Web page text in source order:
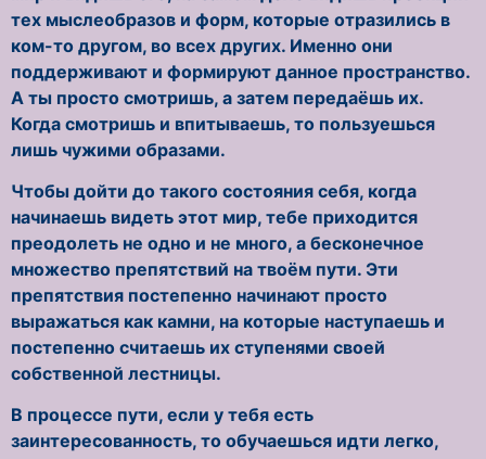
тех мыслеобразов и форм, которые отразились в
ком-то другом, во всех других. Именно они
поддерживают и формируют данное пространство.
А ты просто смотришь, а затем передаёшь их.
Когда смотришь и впитываешь, то пользуешься
лишь чужими образами.
Чтобы дойти до такого состояния себя, когда
начинаешь видеть этот мир, тебе приходится
преодолеть не одно и не много, а бесконечное
множество препятствий на твоём пути. Эти
препятствия постепенно начинают просто
выражаться как камни, на которые наступаешь и
постепенно считаешь их ступенями своей
собственной лестницы.
В процессе пути, если у тебя есть
заинтересованность, то обучаешься идти легко,